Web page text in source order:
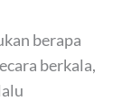
berapa
berkala,